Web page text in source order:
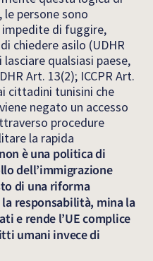
persone sono
di fuggire,
chiedere asilo (UDHR
qualsiasi paese,
Art. 13(2); ICCPR Art.
cittadini tunisini che
negato un accesso
procedure
la rapida
è una politica di
dell’immigrazione
di una riforma
responsabilità, mina la
e rende l’UE complice
umani invece di